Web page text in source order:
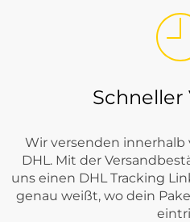
Schneller
Wir versenden innerhalb
DHL. Mit der
uns einen DHL Tracking
genau weißt, wo dein